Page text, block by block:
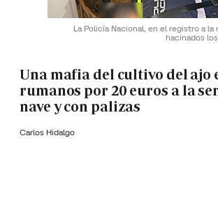
La Policía Nacional, en el registro a la
hacinados
Una mafia del cultivo del ajo
rumanos por 20 euros a la
nave y con palizas
Carlos Hidalgo